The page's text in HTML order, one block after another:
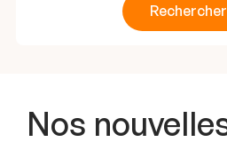
Rechercher
Nos